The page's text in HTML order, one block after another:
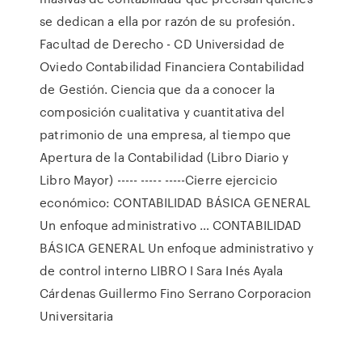
se dedican a ella por razón de su profesión.
Facultad de Derecho - CD Universidad de
Oviedo Contabilidad Financiera Contabilidad
de Gestión. Ciencia que da a conocer la
composición cualitativa y cuantitativa del
patrimonio de una empresa, al tiempo que
Apertura de la Contabilidad (Libro Diario y
Libro Mayor) ----- ----- -----Cierre ejercicio
económico: CONTABILIDAD BÁSICA GENERAL
Un enfoque administrativo … CONTABILIDAD
BÁSICA GENERAL Un enfoque administrativo y
de control interno LIBRO I Sara Inés Ayala
Cárdenas Guillermo Fino Serrano Corporacion
Universitaria